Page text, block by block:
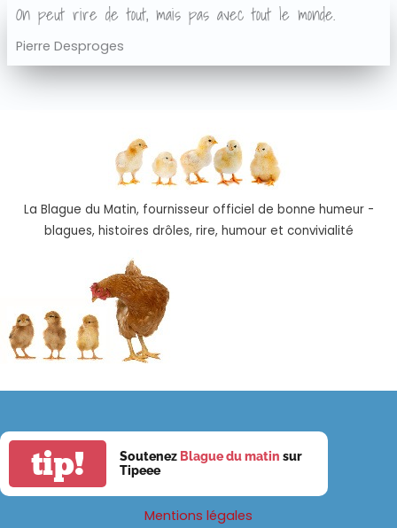
On peut rire de tout, mais pas avec tout le monde.
Pierre Desproges
La Blague du Matin, fournisseur officiel de bonne humeur -
blagues, histoires drôles, rire, humour et convivialité
tip! Soutenez Blague du matin sur
Tipeee
Mentions légales